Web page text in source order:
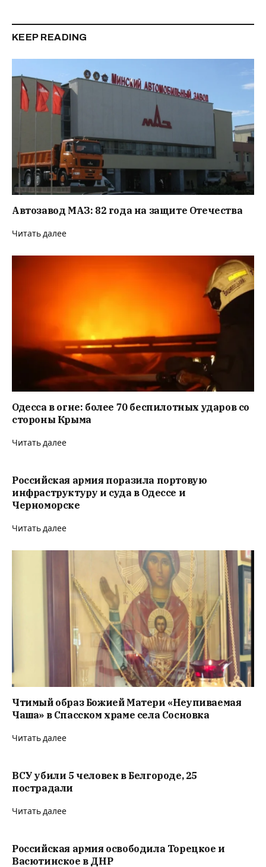
KEEP READING
Автозавод МАЗ: 82 года на защите Отечества
Читать далее
Одесса в огне: более 70 беспилотных ударов со
стороны Крыма
Читать далее
Российская армия поразила портовую
инфраструктуру и суда в Одессе и
Черноморске
Читать далее
Чтимый образ Божией Матери «Неупиваемая
Чаша» в Спасском храме села Сосновка
Читать далее
ВСУ убили 5 человек в Белгороде, 25
пострадали
Читать далее
Российская армия освободила Торецкое и
Васютинское в ДНР